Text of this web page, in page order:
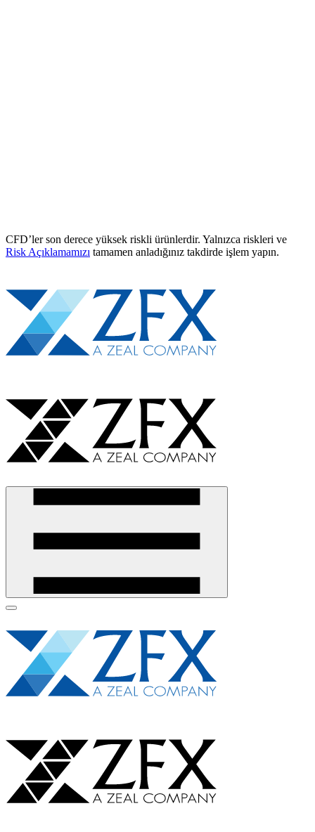
CFD’ler son derece yüksek riskli ürünlerdir. Yalnızca riskleri ve
Risk Açıklamamızı tamamen anladığınız takdirde işlem yapın.